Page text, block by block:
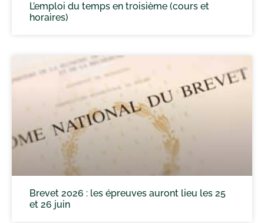
L’emploi du temps en troisième (cours et
horaires)
Brevet 2026 : les épreuves auront lieu les 25
et 26 juin